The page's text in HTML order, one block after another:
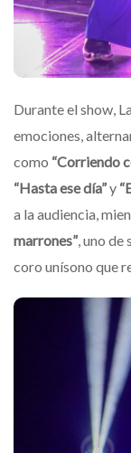
Durante el show,
emociones,
como “Corriendo
“Hasta ese día”y
a la audiencia,
marrones”, uno de
coro unísono que